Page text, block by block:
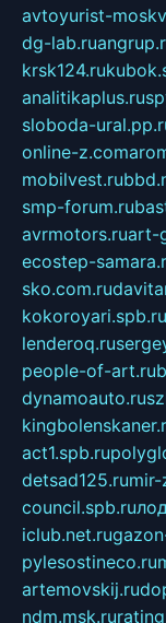
avtoyurist-
dg-lab.ru
krsk124.ru
analitikaplus.ru
sloboda-
online-z.com
mobilvest.ru
smp-forum.ru
avrmotors.ruart-
ecostep-
sko.com.ru
kokoroyari.spb.ru
lenderoq.ru
people-of-art.ru
dynamoauto.ru
act1.spb.ru
detsad125.ru
council.spb.ru
iclub.net.ru
pylesostineco.ru
artemovskij.ru
ndm.msk.ru